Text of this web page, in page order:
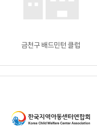
금천구 배드민턴 클럽